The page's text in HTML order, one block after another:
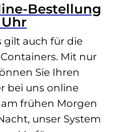
Bestellung
gilt auch für die
Mit nur
Sie Ihren
bei uns online
frühen Morgen
unser System